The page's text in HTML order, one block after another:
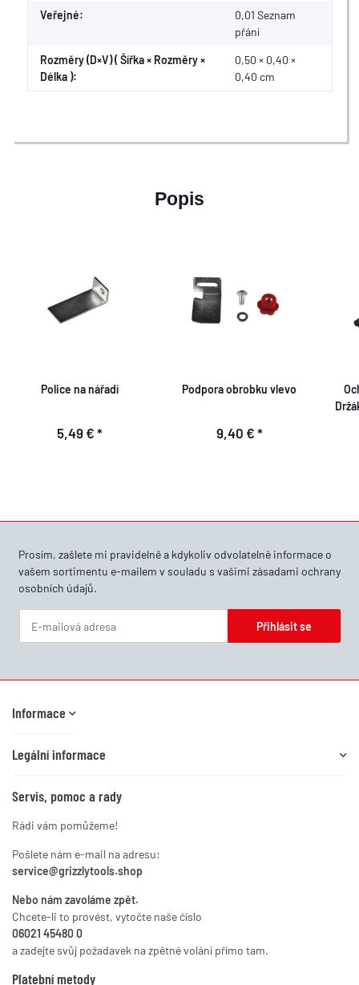
Veřejné: 0,01 Seznam
přání
Rozměry (D×V) ( Šířka × Rozměry ×
Délka ):
0,50 × 0,40 ×
0,40 cm
Popis
Police na nářadí
5,49 € *
Podpora obrobku vlevo
9,40 € *
Prosím, zašlete mi pravidelně a kdykoliv odvolatelně informace o
vašem sortimentu e-mailem v souladu s vašimi zásadami ochrany
osobních údajů.
Přihlásit se
Informace
Legální informace
Servis, pomoc a rady
Rádi vám pomůžeme!
Pošlete nám e-mail na adresu:
service@grizzlytools.shop
Nebo nám zavoláme zpět.
Chcete-li to provést, vytočte naše číslo
06021 45480 0
a zadejte svůj požadavek na zpětné volání přímo tam.
Platební metody